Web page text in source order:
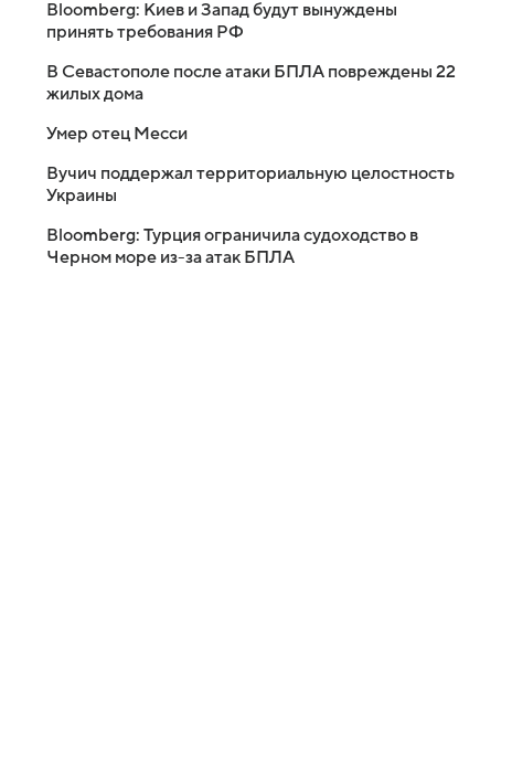
Bloomberg: Киев и Запад будут вынуждены
принять требования РФ
В Севастополе после атаки БПЛА повреждены 22
жилых дома
Умер отец Месси
Вучич поддержал территориальную целостность
Украины
Bloomberg: Турция ограничила судоходство в
Черном море из-за атак БПЛА